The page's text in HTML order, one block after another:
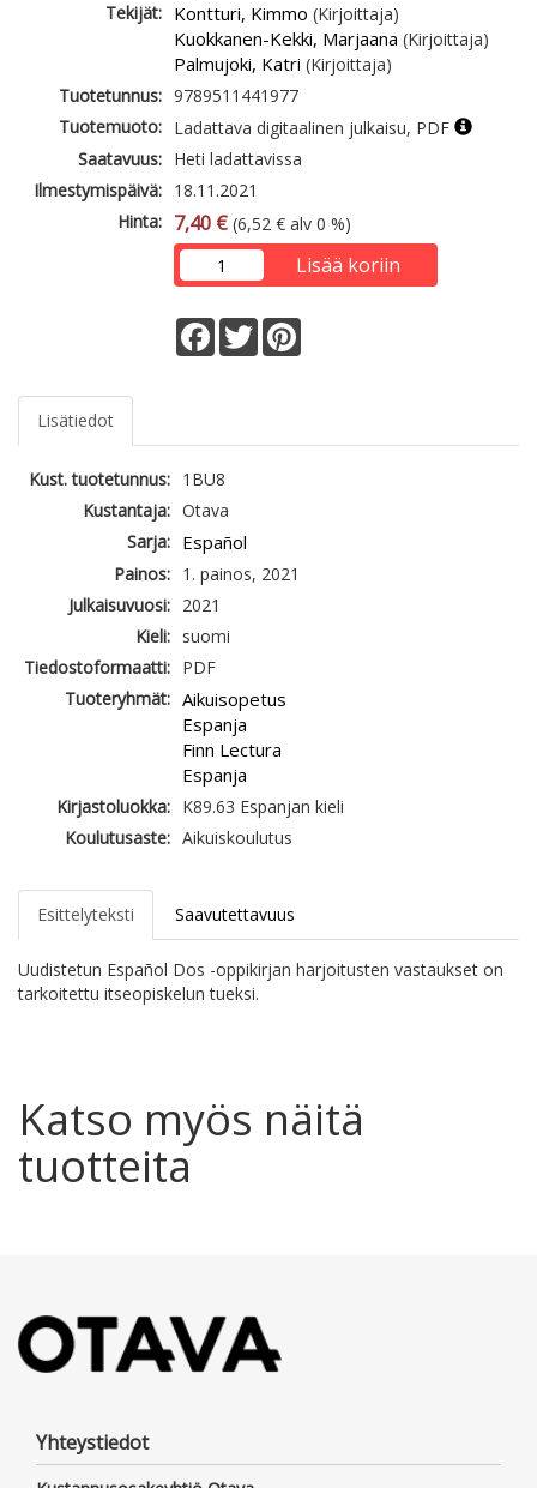
Tekijät: Kontturi, Kimmo (Kirjoittaja)
Kuokkanen-Kekki, Marjaana (Kirjoittaja)
Palmujoki, Katri (Kirjoittaja)
Tuotetunnus: 9789511441977
Tuotemuoto: Ladattava digitaalinen julkaisu, PDF
Saatavuus: Heti ladattavissa
Ilmestymispäivä: 18.11.2021
Hinta: 7,40 € (6,52 € alv 0 %)
Lisää koriin
Facebook
Twitter
Lisätiedot
Kust. tuotetunnus: 1BU8
Kustantaja: Otava
Sarja: Español
Painos: 1. painos, 2021
Julkaisuvuosi: 2021
Kieli: suomi
Tiedostoformaatti: PDF
Tuoteryhmät: Aikuisopetus
Espanja
Finn Lectura
Espanja
Kirjastoluokka: K89.63 Espanjan kieli
Koulutusaste: Aikuiskoulutus
Esittelyteksti Saavutettavuus
Uudistetun Español Dos -oppikirjan harjoitusten vastaukset on
tarkoitettu itseopiskelun tueksi.
Katso myös näitä
tuotteita
Yhteystiedot